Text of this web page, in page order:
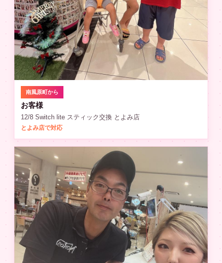
南風原町から
お客様
12/8 Switch lite スティック交換 とよみ店
とよみ店で対応